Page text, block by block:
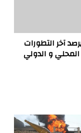
آخر التطورات
و الدولي